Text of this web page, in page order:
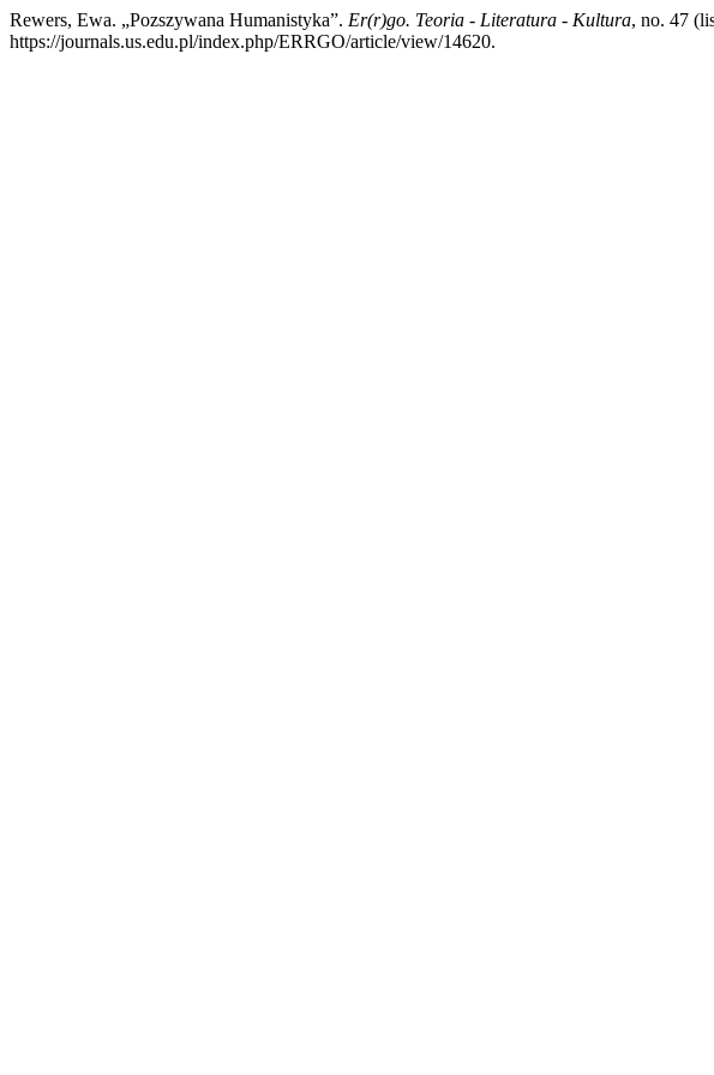
Rewers, Ewa. „Pozszywana Humanistyka”. Er(r)go. Teoria - Literatura - Kultura, no. 47
https://journals.us.edu.pl/index.php/ERRGO/article/view/14620.